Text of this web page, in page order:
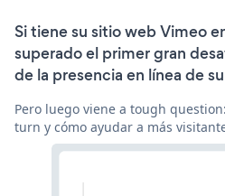
Si tiene su sitio web Vimeo
superado el primer gran
de la presencia en línea de
Pero luego viene a tough
turn y cómo ayudar a más